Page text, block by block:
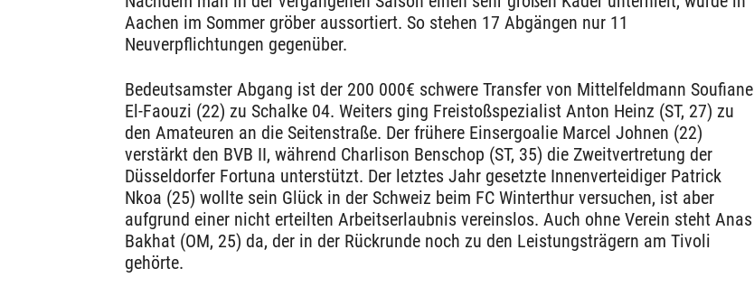
Aachen im Sommer gröber aussortiert. So stehen 17 Abgängen nur 11
Neuverpflichtungen gegenüber.
Bedeutsamster Abgang ist der 200 000€ schwere Transfer von Mittelfeldmann Soufiane
El-Faouzi (22) zu Schalke 04. Weiters ging Freistoßspezialist Anton Heinz (ST, 27) zu
den Amateuren an die Seitenstraße. Der frühere Einsergoalie Marcel Johnen (22)
verstärkt den BVB II, während Charlison Benschop (ST, 35) die Zweitvertretung der
Düsseldorfer Fortuna unterstützt. Der letztes Jahr gesetzte Innenverteidiger Patrick
Nkoa (25) wollte sein Glück in der Schweiz beim FC Winterthur versuchen, ist aber
aufgrund einer nicht erteilten Arbeitserlaubnis vereinslos. Auch ohne Verein steht Anas
Bakhat (OM, 25) da, der in der Rückrunde noch zu den Leistungsträgern am Tivoli
gehörte.